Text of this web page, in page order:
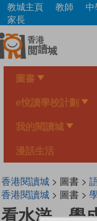
Skip
main
content
教城主頁 教師 中
家長
圖書
e悅讀學校計劃
我的閱讀城
漫話生活
香港閱讀城> 圖書 >
香港閱讀城> 圖書 >
看水滸，學